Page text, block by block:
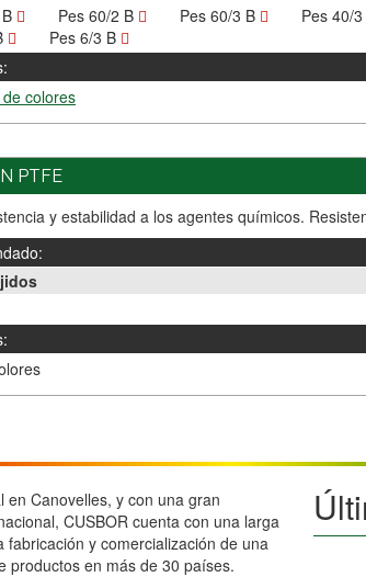
Pes 60/2 B Pes 60/3 B Pes 40/
Pes 6/3 B
colores
PTFE
y estabilidad a los agentes químicos.
en Canovelles, y con una gran
CUSBOR cuenta con una larga
fabricación y comercialización de una
productos en más de 30 países.